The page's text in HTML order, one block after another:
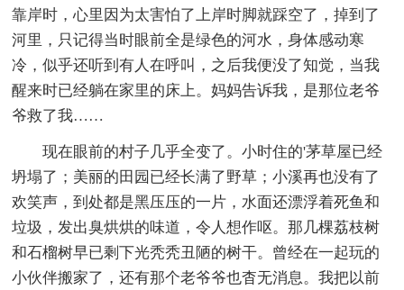
靠岸时，心里因为太害怕了上岸时脚就踩空了，掉到了
河里，只记得当时眼前全是绿色的河水，身体感动寒
冷，似乎还听到有人在呼叫，之后我便没了知觉，当我
醒来时已经躺在家里的床上。妈妈告诉我，是那位老爷
爷救了我……
现在眼前的村子几乎全变了。小时住的'茅草屋已经
坍塌了；美丽的田园已经长满了野草；小溪再也没有了
欢笑声，到处都是黑压压的一片，水面还漂浮着死鱼和
垃圾，发出臭烘烘的味道，令人想作呕。那几棵荔枝树
和石榴树早已剩下光秃秃丑陋的树干。曾经在一起玩的
小伙伴搬家了，还有那个老爷爷也杳无消息。我把以前